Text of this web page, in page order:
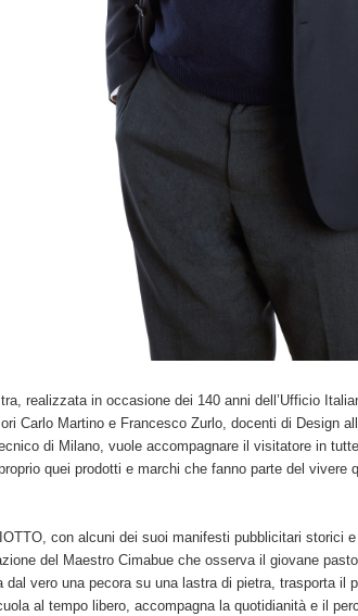
realizzata in occasione dei 140 anni dell’Ufficio
Carlo Martino e Francesco Zurlo, docenti di Design
di Milano, vuole accompagnare il visitatore in
quei prodotti e marchi che fanno parte del vivere
con alcuni dei suoi manifesti pubblicitari storici
del Maestro Cimabue che osserva il giovane
dal vero una pecora su una lastra di pietra, trasporta il
al tempo libero, accompagna la quotidianità e il